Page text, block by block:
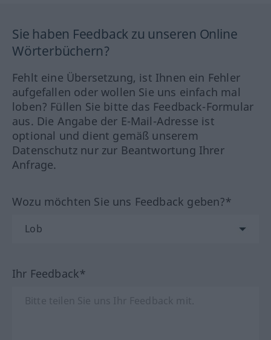
Sie haben Feedback zu unseren Online
Wörterbüchern?
Fehlt eine Übersetzung, ist Ihnen ein Fehler
aufgefallen oder wollen Sie uns einfach mal
loben? Füllen Sie bitte das Feedback-Formular
aus. Die Angabe der E-Mail-Adresse ist
optional und dient gemäß unserem
Datenschutz nur zur Beantwortung Ihrer
Anfrage.
Wozu möchten Sie uns Feedback geben?*
Ihr Feedback*